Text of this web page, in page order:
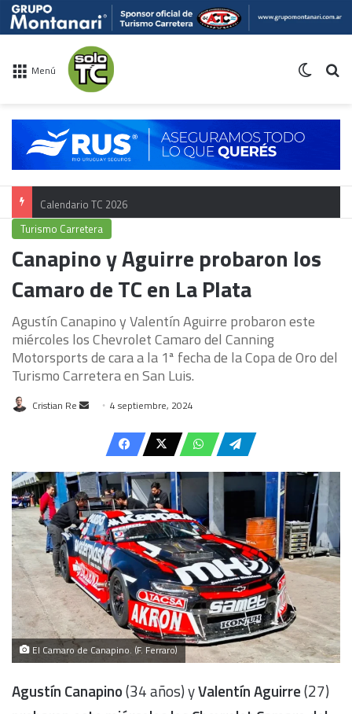
Menú
Calendario TC 2026
Turismo Carretera
Canapino y Aguirre probaron los
Camaro de TC en La Plata
Agustín Canapino y Valentín Aguirre probaron este
miércoles los Chevrolet Camaro del Canning
Motorsports de cara a la 1ª fecha de la Copa de Oro del
Turismo Carretera en San Luis.
Cristian Re
Send
email
4 septiembre, 2024
El Camaro de Canapino. (F. Ferraro)
Agustín Canapino(34 años) yValentín Aguirre(27)